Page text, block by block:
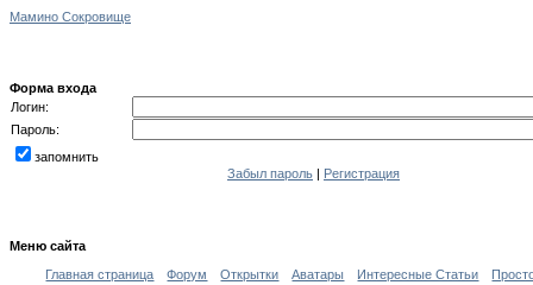
Мамино Сокровище
Форма входа
Логин:
Пароль:
запомнить
Забыл пароль | Регистрация
Меню сайта
Главная страница
Форум Открытки Аватары Интересные Статьи